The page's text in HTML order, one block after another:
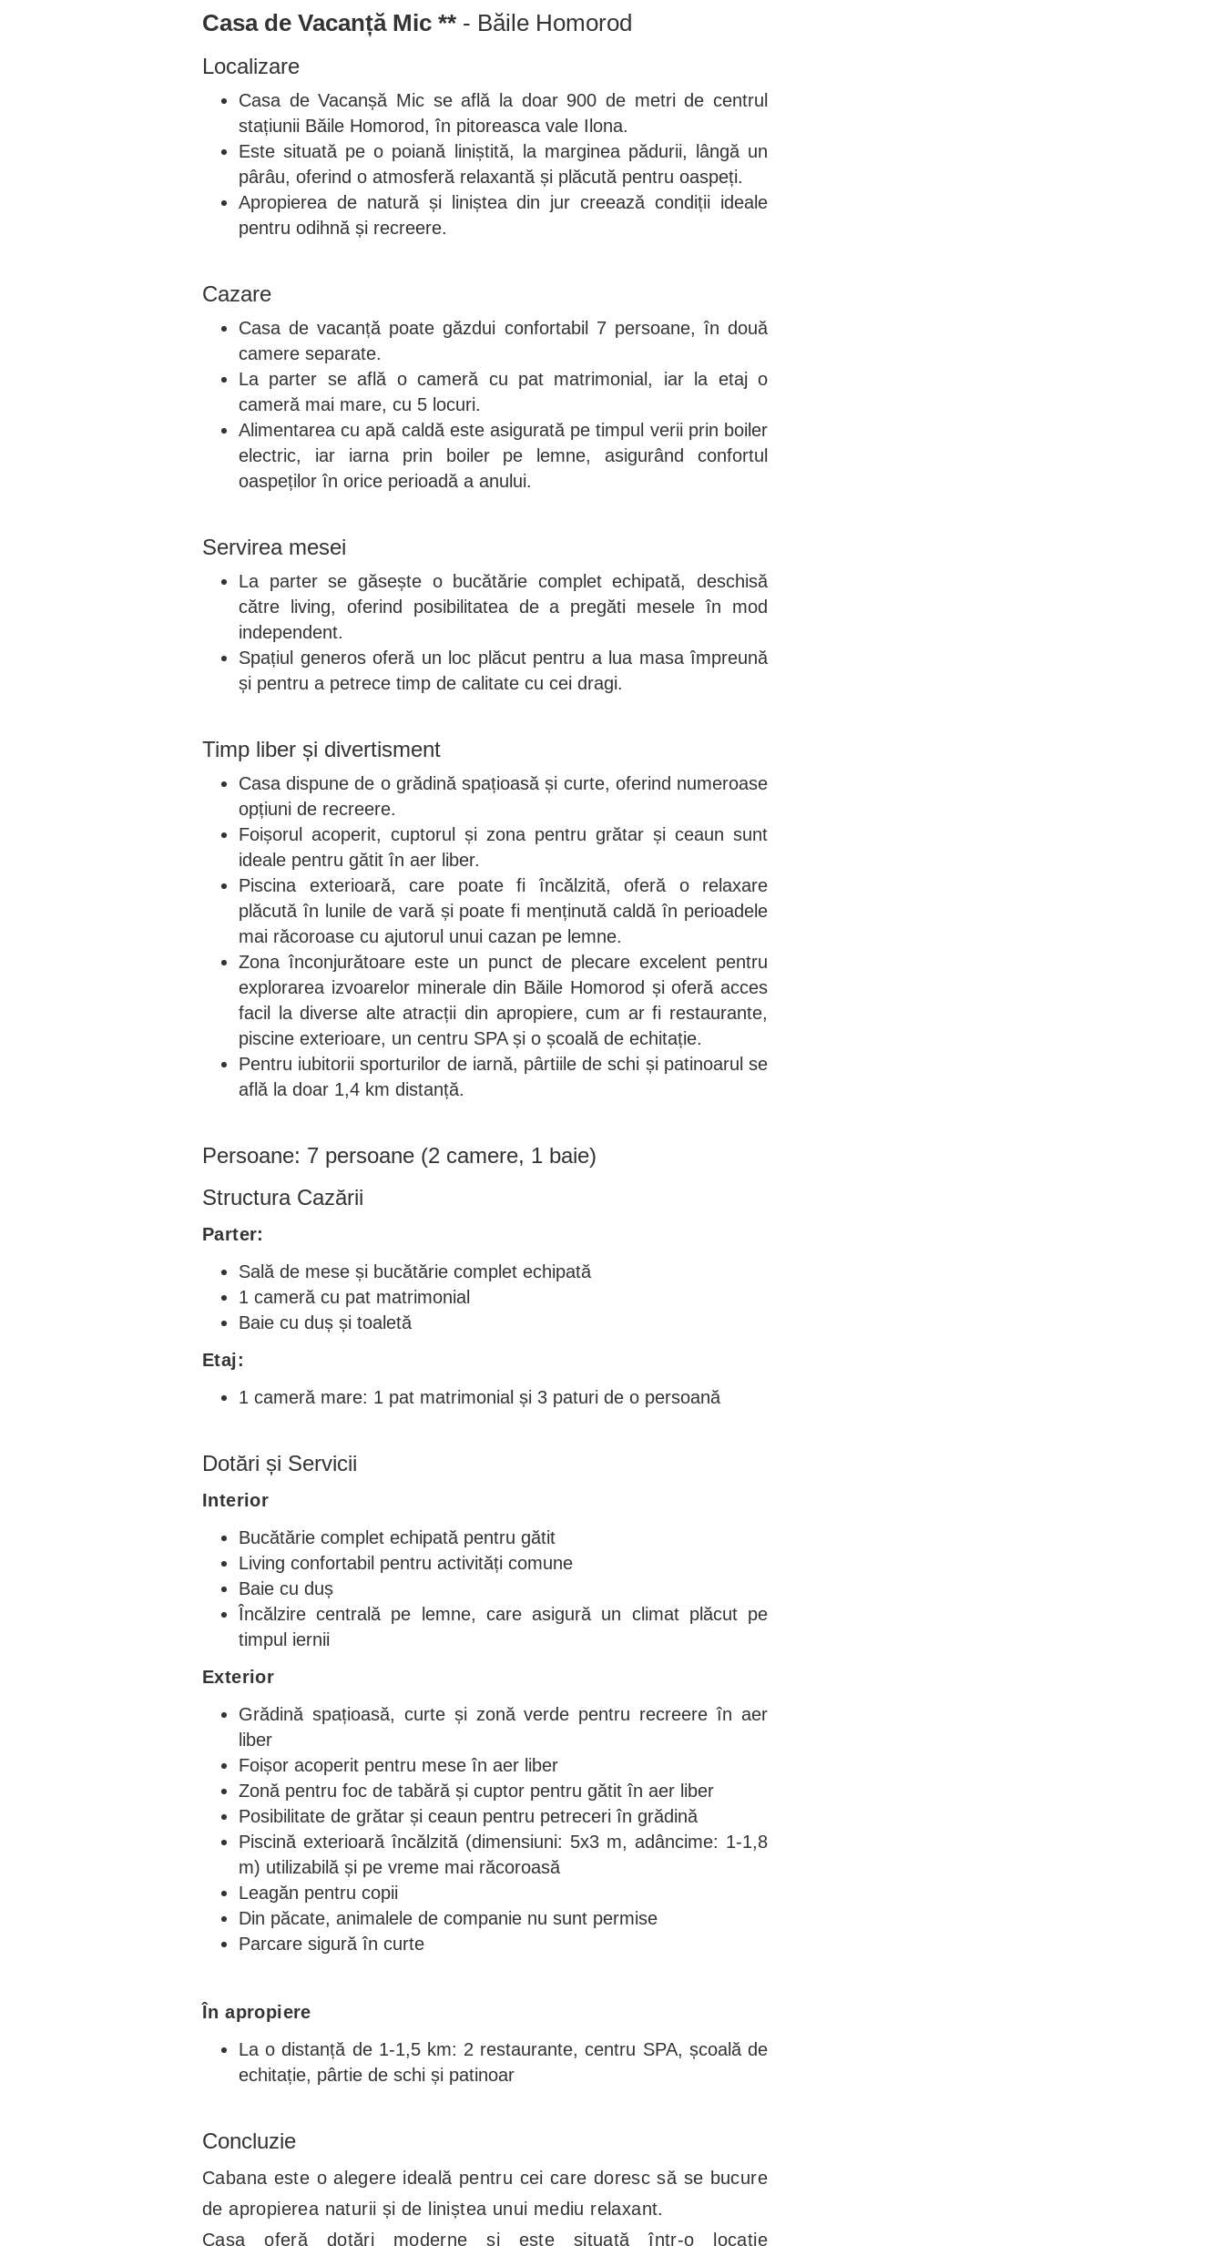
Casa de Vacanță Mic ** - Băile Homorod
Localizare
Casa de Vacanșă Mic se află la doar 900 de metri de centrul
stațiunii Băile Homorod, în pitoreasca vale Ilona.
Este situată pe o poiană liniștită, la marginea pădurii, lângă un
pârâu, oferind o atmosferă relaxantă și plăcută pentru oaspeți.
Apropierea de natură și liniștea din jur creează condiții ideale
pentru odihnă și recreere.
Cazare
Casa de vacanță poate găzdui confortabil 7 persoane, în două
camere separate.
La parter se află o cameră cu pat matrimonial, iar la etaj o
cameră mai mare, cu 5 locuri.
Alimentarea cu apă caldă este asigurată pe timpul verii prin boiler
electric, iar iarna prin boiler pe lemne, asigurând confortul
oaspeților în orice perioadă a anului.
Servirea mesei
La parter se găsește o bucătărie complet echipată, deschisă
către living, oferind posibilitatea de a pregăti mesele în mod
independent.
Spațiul generos oferă un loc plăcut pentru a lua masa împreună
și pentru a petrece timp de calitate cu cei dragi.
Timp liber și divertisment
Casa dispune de o grădină spațioasă și curte, oferind numeroase
opțiuni de recreere.
Foișorul acoperit, cuptorul și zona pentru grătar și ceaun sunt
ideale pentru gătit în aer liber.
Piscina exterioară, care poate fi încălzită, oferă o relaxare
plăcută în lunile de vară și poate fi menținută caldă în perioadele
mai răcoroase cu ajutorul unui cazan pe lemne.
Zona înconjurătoare este un punct de plecare excelent pentru
explorarea izvoarelor minerale din Băile Homorod și oferă acces
facil la diverse alte atracții din apropiere, cum ar fi restaurante,
piscine exterioare, un centru SPA și o școală de echitație.
Pentru iubitorii sporturilor de iarnă, pârtiile de schi și patinoarul se
află la doar 1,4 km distanță.
Persoane: 7 persoane (2 camere, 1 baie)
Structura Cazării
Parter:
Sală de mese și bucătărie complet echipată
1 cameră cu pat matrimonial
Baie cu duș și toaletă
Etaj:
1 cameră mare: 1 pat matrimonial și 3 paturi de o persoană
Dotări și Servicii
Interior
Bucătărie complet echipată pentru gătit
Living confortabil pentru activități comune
Baie cu duș
Încălzire centrală pe lemne, care asigură un climat plăcut pe
timpul iernii
Exterior
Grădină spațioasă, curte și zonă verde pentru recreere în aer
liber
Foișor acoperit pentru mese în aer liber
Zonă pentru foc de tabără și cuptor pentru gătit în aer liber
Posibilitate de grătar și ceaun pentru petreceri în grădină
Piscină exterioară încălzită (dimensiuni: 5x3 m, adâncime: 1-1,8
m) utilizabilă și pe vreme mai răcoroasă
Leagăn pentru copii
Din păcate, animalele de companie nu sunt permise
Parcare sigură în curte
În apropiere
La o distanță de 1-1,5 km: 2 restaurante, centru SPA, școală de
echitație, pârtie de schi și patinoar
Concluzie
Cabana este o alegere ideală pentru cei care doresc să se bucure
de apropierea naturii și de liniștea unui mediu relaxant.
Casa oferă dotări moderne și este situată într-o locație